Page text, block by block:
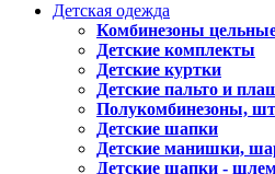
Детская одежда
Комбинезоны
Детские комплекты
Детские куртки
Детские пальто и
Полукомбинезоны,
Детские шапки
Детские манишки,
Детские шапки -